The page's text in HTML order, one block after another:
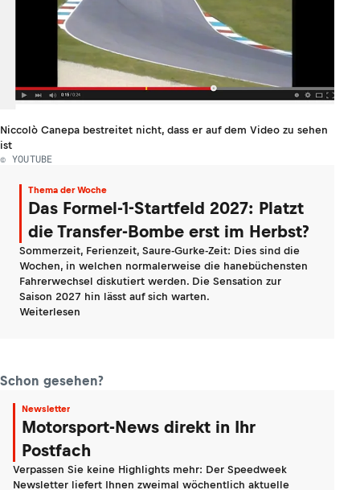
Niccolò Canepa bestreitet nicht, dass er auf dem Video zu sehen
ist
© YOUTUBE
Thema der Woche
Das Formel-1-Startfeld 2027: Platzt
die Transfer-Bombe erst im Herbst?
Sommerzeit, Ferienzeit, Saure-Gurke-Zeit: Dies sind die
Wochen, in welchen normalerweise die hanebüchensten
Fahrerwechsel diskutiert werden. Die Sensation zur
Saison 2027 hin lässt auf sich warten.
Weiterlesen
Schon gesehen?
Newsletter
Motorsport-News direkt in Ihr
Postfach
Verpassen Sie keine Highlights mehr: Der Speedweek
Newsletter liefert Ihnen zweimal wöchentlich aktuelle